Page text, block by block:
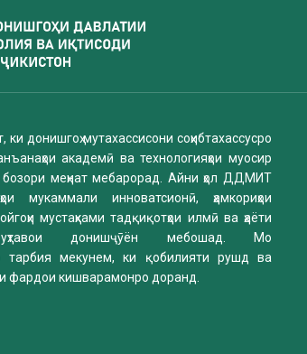
донишгоҳ мутахассисони соҳибтахассусро
академӣ ва технологияҳои муосир
меҳнат мебарорад. Айни ҳол ДДМИТ
мукаммали инноватсионӣ, ҳамкориҳои
мустаҳками тадқиқотҳои илмӣ ва ҳаёти
донишҷӯён мебошад. Мо
тарбия мекунем, ки қобилияти рушд ва
фардои кишварамонро доранд.